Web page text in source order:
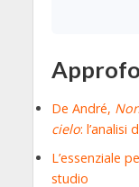
De André,
cielo: l’analisi
L’essenziale
studio